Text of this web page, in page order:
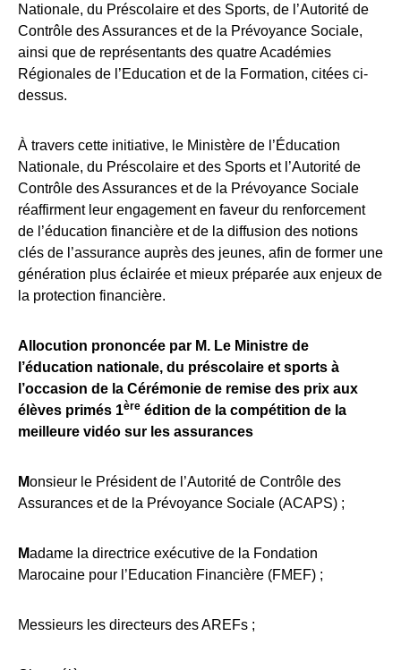
Nationale, du Préscolaire et des Sports, de l’Autorité de
Contrôle des Assurances et de la Prévoyance Sociale,
ainsi que de représentants des quatre Académies
Régionales de l’Education et de la Formation, citées ci-
dessus.
À travers cette initiative, le Ministère de l’Éducation
Nationale, du Préscolaire et des Sports et l’Autorité de
Contrôle des Assurances et de la Prévoyance Sociale
réaffirment leur engagement en faveur du renforcement
de l’éducation financière et de la diffusion des notions
clés de l’assurance auprès des jeunes, afin de former une
génération plus éclairée et mieux préparée aux enjeux de
la protection financière.
Allocution prononcée par M. Le Ministre de
l’éducation nationale, du préscolaire et sports à
l’occasion de la Cérémonie de remise des prix aux
élèves primés 1ère édition de la compétition de la
meilleure vidéo sur les assurances
Monsieur le Président de l’Autorité de Contrôle des
Assurances et de la Prévoyance Sociale (ACAPS) ;
Madame la directrice exécutive de la Fondation
Marocaine pour l’Education Financière (FMEF) ;
Messieurs les directeurs des AREFs ;